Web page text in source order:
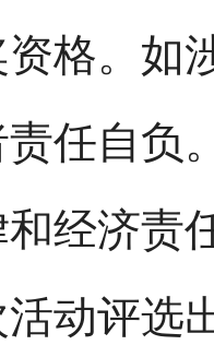
格。如
任自负
经济责
动评选